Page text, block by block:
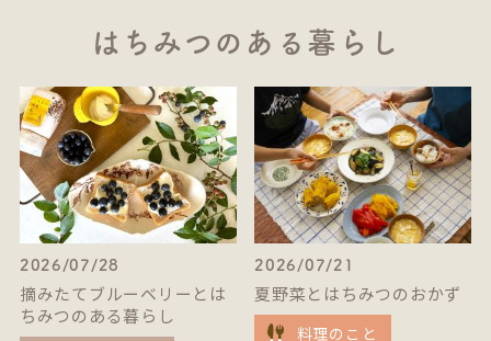
はちみつのある暮らし
2026/07/28
摘みたてブルーベリーとは
ちみつのある暮らし
2026/07/21
夏野菜とはちみつのおかず
料理のこと